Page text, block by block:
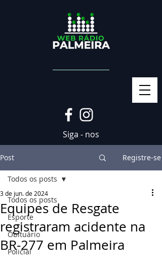
Siga - nos
Post Registre-se
Todos os posts
Esporte
Obituário
Policial
Todos os posts
Equipes de Resgate
registraram acidente na
BR-277 em Palmeira
3 de jun. de 2024